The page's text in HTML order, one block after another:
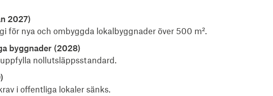
2027)
för nya och ombyggda lokalbyggnader över 500 m².
byggnader (2028)
nollutsläppsstandard.
i offentliga lokaler sänks.